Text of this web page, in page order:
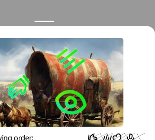
— материалы для качественной
персональных данных происходит в
законом от 27.07.2006 года №152-ФЗ
на условиях и для целей, определенных
.
Использование информации с сайта без
Информация, указанная на сайте, не
офертой.
ИНН: 3904613126 ОГРН: 1103925020517